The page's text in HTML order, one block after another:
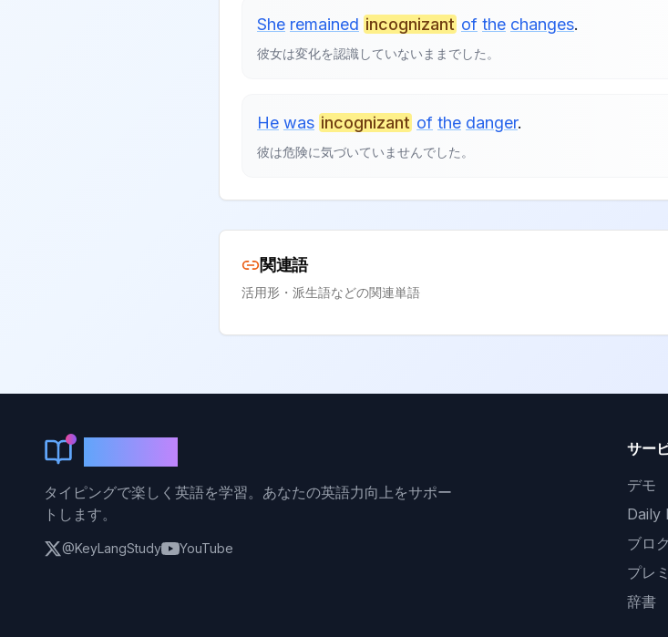
She remained incognizant of the changes.
彼女は変化を認識していないままでした。
He was incognizant of the danger.
彼は危険に気づいていませんでした。
関連語
活用形・派生語などの関連単語
タイピングで楽しく英語を学習。あなたの英語力向上をサポー
トします。
@KeyLangStudy YouTube
サー
デモ
Daily
ブロ
プレ
辞書